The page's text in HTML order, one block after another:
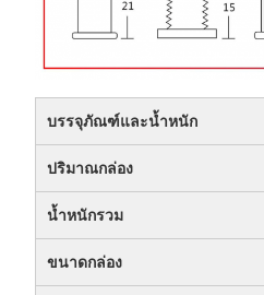
บรรจุภัณฑ์และน้ำหนัก
ปริมาณกล่อง
น้ำหนักรวม
ขนาดกล่อง